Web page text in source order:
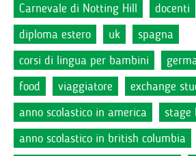
Carnevale di Notting Hill
docenti
diploma estero
uk
spagna
corsi di lingua per bambini
food
viaggiatore
exchange
anno scolastico in america
stage
anno scolastico in british columbia